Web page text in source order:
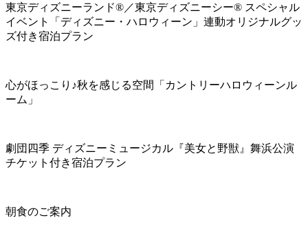
東京ディズニーランド®／東京ディズニーシー® スペシャル
イベント「ディズニー・ハロウィーン」連動オリジナルグッ
ズ付き宿泊プラン
心がほっこり♪秋を感じる空間「カントリーハロウィーンル
ーム」
劇団四季 ディズニーミュージカル『美女と野獣』舞浜公演
チケット付き宿泊プラン
朝食のご案内